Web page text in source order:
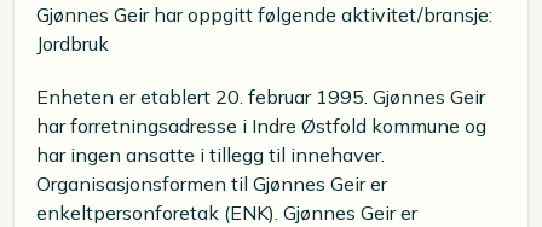
Gjønnes Geir har oppgitt følgende aktivitet/bransje:
Jordbruk
Enheten er etablert 20. februar 1995. Gjønnes Geir
har forretningsadresse i Indre Østfold kommune og
har ingen ansatte i tillegg til innehaver.
Organisasjonsformen til Gjønnes Geir er
enkeltpersonforetak (ENK). Gjønnes Geir er